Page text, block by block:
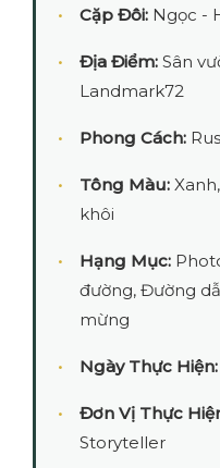
Cặp Đôi: Ngọc -
Địa Điểm: Sân
Landmark72
Phong Cách:
Tông Màu:
khôi
Hạng Mục:
đường, Đường
mừng
Ngày Thực Hiện:
Đơn Vị Thực
Storyteller